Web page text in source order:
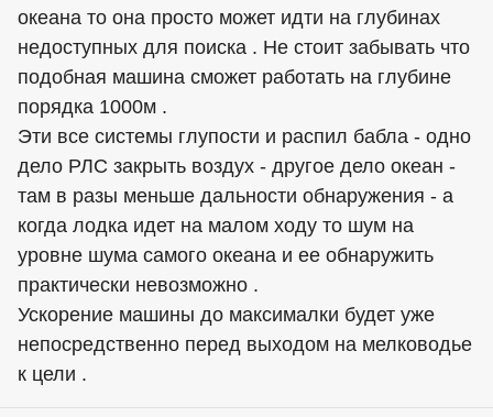
океана то она просто может идти на глубинах
недоступных для поиска . Не стоит забывать что
подобная машина сможет работать на глубине
порядка 1000м .
Эти все системы глупости и распил бабла - одно
дело РЛС закрыть воздух - другое дело океан -
там в разы меньше дальности обнаружения - а
когда лодка идет на малом ходу то шум на
уровне шума самого океана и ее обнаружить
практически невозможно .
Ускорение машины до максималки будет уже
непосредственно перед выходом на мелководье
к цели .